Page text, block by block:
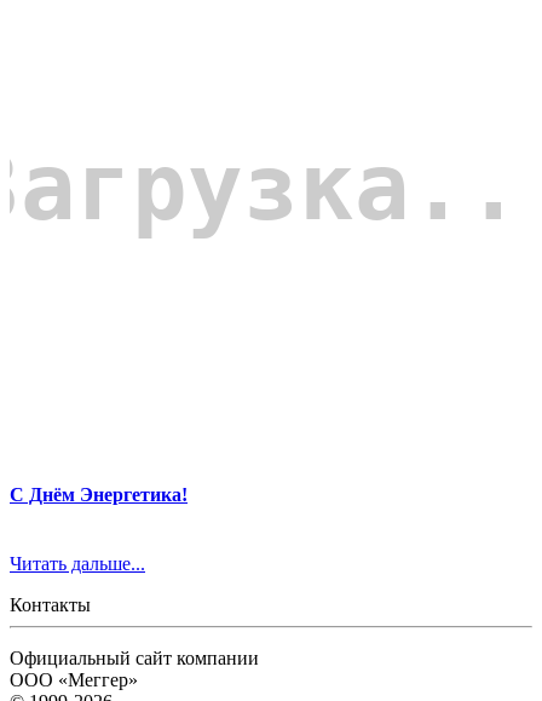
С Днём Энергетика!
Читать дальше...
Контакты
Официальный сайт компании
ООО «Меггер»